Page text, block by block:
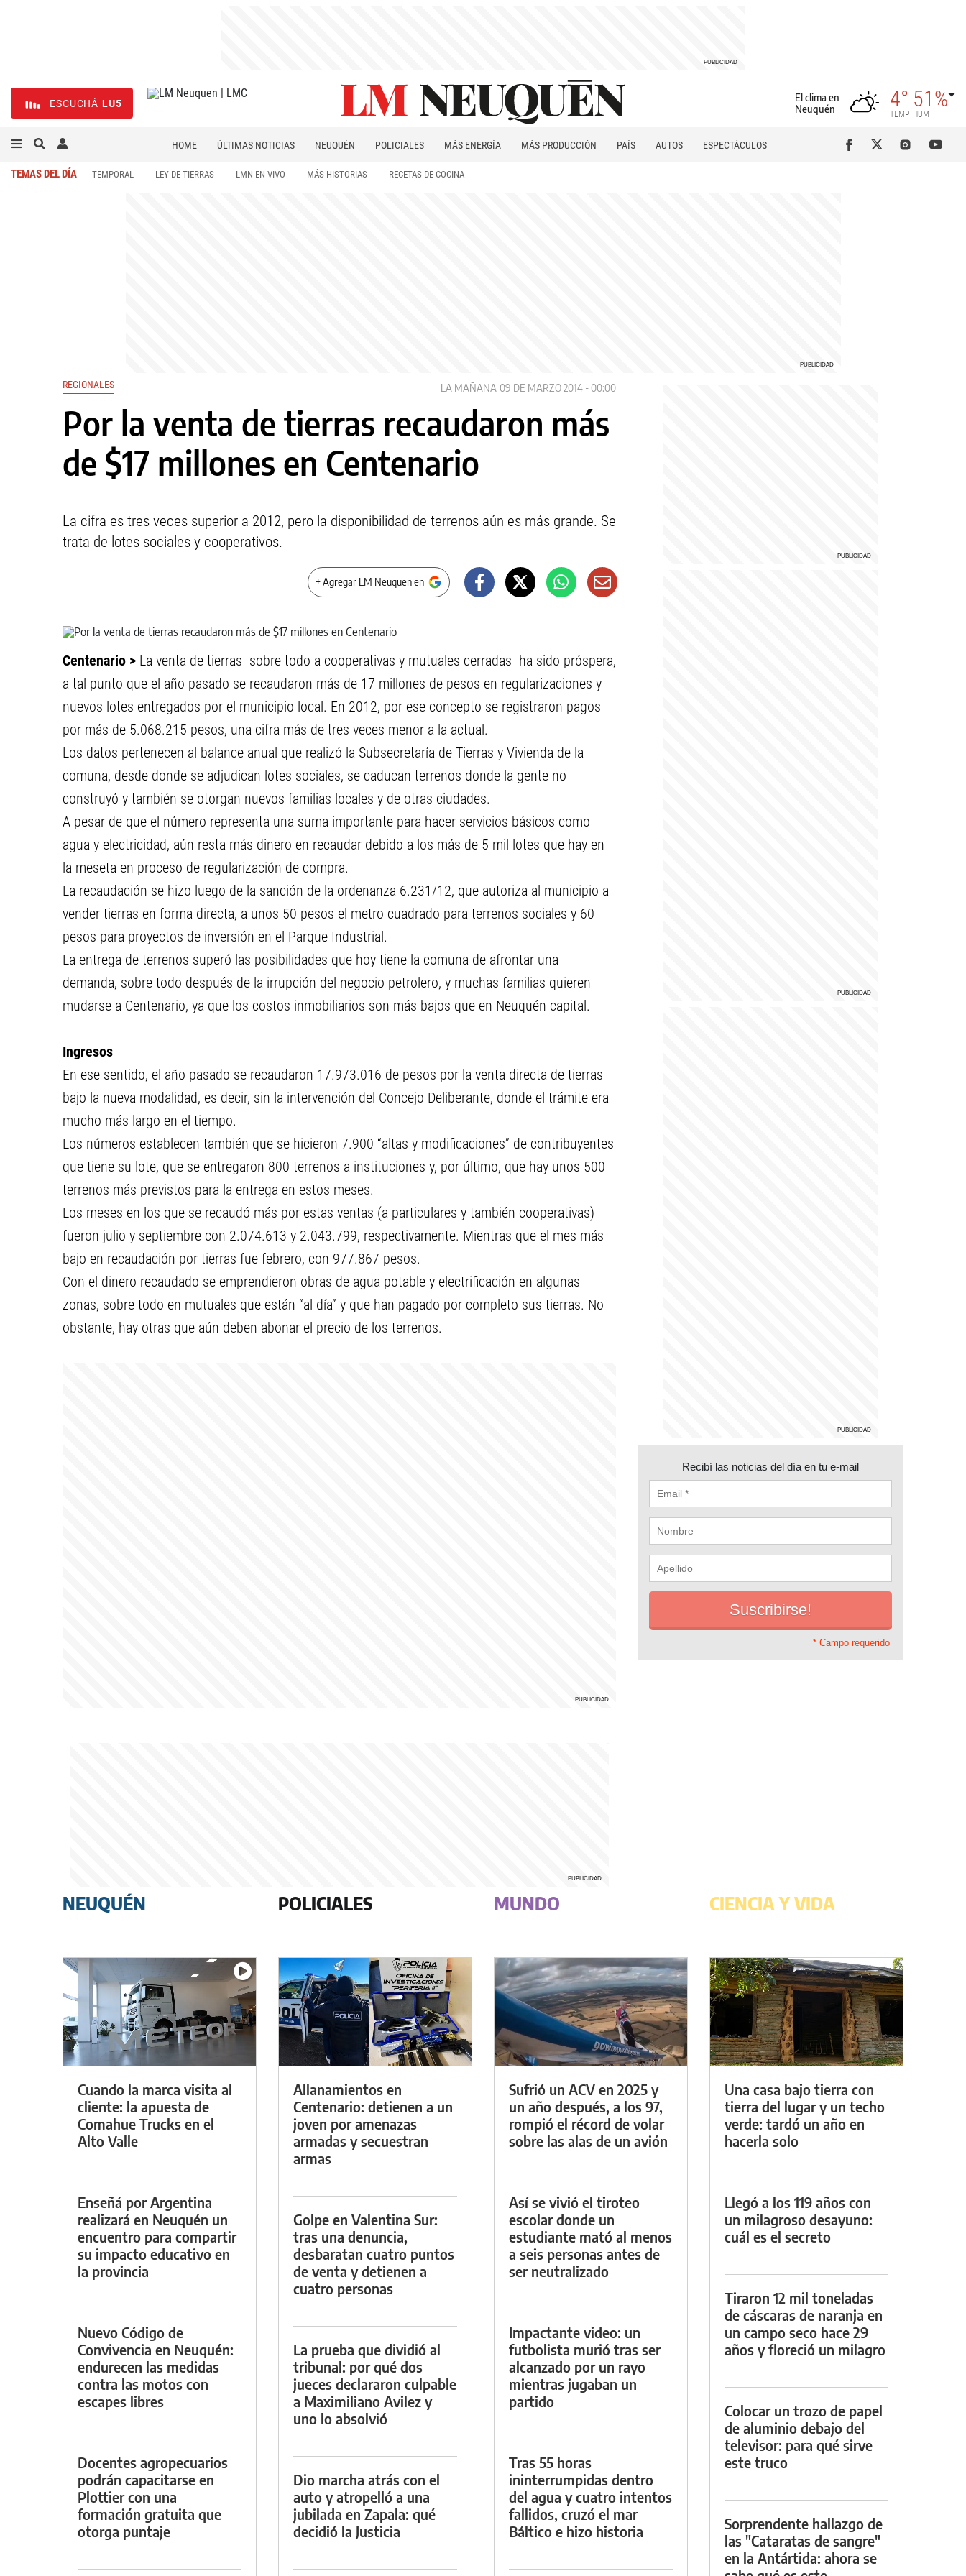
ESCUCHÁ LU5
El clima en
Neuquén
4°
TEMP
51%
HUM
HOME ÚLTIMAS NOTICIAS NEUQUÉN POLICIALES MÁS ENERGÍA MÁS PRODUCCIÓN PAÍS AUTOS
ESPECTÁCULOS
TEMAS DEL DÍA TEMPORAL LEY DE TIERRAS LMN EN VIVO MÁS HISTORIAS RECETAS DE COCINA
REGIONALES LA MAÑANA 09 DE MARZO 2014 - 00:00
Por la venta de tierras recaudaron más
de $17 millones en Centenario
La cifra es tres veces superior a 2012, pero la disponibilidad de terrenos aún es más grande. Se
trata de lotes sociales y cooperativos.
+ Agregar LM Neuquen en
Centenario > La venta de tierras -sobre todo a cooperativas y mutuales cerradas- ha sido próspera,
a tal punto que el año pasado se recaudaron más de 17 millones de pesos en regularizaciones y
nuevos lotes entregados por el municipio local. En 2012, por ese concepto se registraron pagos
por más de 5.068.215 pesos, una cifra más de tres veces menor a la actual.
Los datos pertenecen al balance anual que realizó la Subsecretaría de Tierras y Vivienda de la
comuna, desde donde se adjudican lotes sociales, se caducan terrenos donde la gente no
construyó y también se otorgan nuevos familias locales y de otras ciudades.
A pesar de que el número representa una suma importante para hacer servicios básicos como
agua y electricidad, aún resta más dinero en recaudar debido a los más de 5 mil lotes que hay en
la meseta en proceso de regularización de compra.
La recaudación se hizo luego de la sanción de la ordenanza 6.231/12, que autoriza al municipio a
vender tierras en forma directa, a unos 50 pesos el metro cuadrado para terrenos sociales y 60
pesos para proyectos de inversión en el Parque Industrial.
La entrega de terrenos superó las posibilidades que hoy tiene la comuna de afrontar una
demanda, sobre todo después de la irrupción del negocio petrolero, y muchas familias quieren
mudarse a Centenario, ya que los costos inmobiliarios son más bajos que en Neuquén capital.
Ingresos
En ese sentido, el año pasado se recaudaron 17.973.016 de pesos por la venta directa de tierras
bajo la nueva modalidad, es decir, sin la intervención del Concejo Deliberante, donde el trámite era
mucho más largo en el tiempo.
Los números establecen también que se hicieron 7.900 “altas y modificaciones” de contribuyentes
que tiene su lote, que se entregaron 800 terrenos a instituciones y, por último, que hay unos 500
terrenos más previstos para la entrega en estos meses.
Los meses en los que se recaudó más por estas ventas (a particulares y también cooperativas)
fueron julio y septiembre con 2.074.613 y 2.043.799, respectivamente. Mientras que el mes más
bajo en recaudación por tierras fue febrero, con 977.867 pesos.
Con el dinero recaudado se emprendieron obras de agua potable y electrificación en algunas
zonas, sobre todo en mutuales que están “al día” y que han pagado por completo sus tierras. No
obstante, hay otras que aún deben abonar el precio de los terrenos.
Recibí las noticias del día en tu e-mail
* Campo requerido
NEUQUÉN
Cuando la marca visita al
cliente: la apuesta de
Comahue Trucks en el
Alto Valle
Enseñá por Argentina
realizará en Neuquén un
encuentro para compartir
su impacto educativo en
la provincia
Nuevo Código de
Convivencia en Neuquén:
endurecen las medidas
contra las motos con
escapes libres
Docentes agropecuarios
podrán capacitarse en
Plottier con una
formación gratuita que
otorga puntaje
POLICIALES
Allanamientos en
Centenario: detienen a un
joven por amenazas
armadas y secuestran
armas
Golpe en Valentina Sur:
tras una denuncia,
desbaratan cuatro puntos
de venta y detienen a
cuatro personas
La prueba que dividió al
tribunal: por qué dos
jueces declararon culpable
a Maximiliano Avilez y
uno lo absolvió
Dio marcha atrás con el
auto y atropelló a una
jubilada en Zapala: qué
decidió la Justicia
MUNDO
Sufrió un ACV en 2025 y
un año después, a los 97,
rompió el récord de volar
sobre las alas de un avión
Así se vivió el tiroteo
escolar donde un
estudiante mató al menos
a seis personas antes de
ser neutralizado
Impactante video: un
futbolista murió tras ser
alcanzado por un rayo
mientras jugaban un
partido
Tras 55 horas
ininterrumpidas dentro
del agua y cuatro intentos
fallidos, cruzó el mar
Báltico e hizo historia
CIENCIA Y VIDA
Una casa bajo tierra con
tierra del lugar y un techo
verde: tardó un año en
hacerla solo
Llegó a los 119 años con
un milagroso desayuno:
cuál es el secreto
Tiraron 12 mil toneladas
de cáscaras de naranja en
un campo seco hace 29
años y floreció un milagro
Colocar un trozo de papel
de aluminio debajo del
televisor: para qué sirve
este truco
Sorprendente hallazgo de
las "Cataratas de sangre"
en la Antártida: ahora se